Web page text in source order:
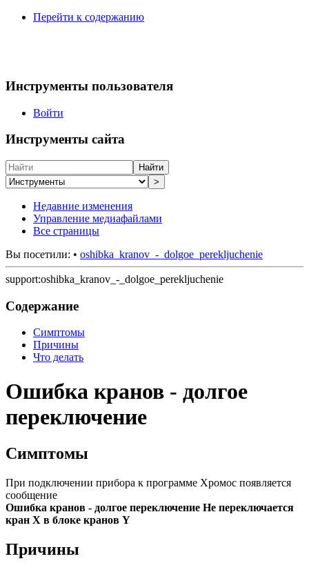
Перейти к содержанию
Инструменты пользователя
Войти
Инструменты сайта
Найти
>
Недавние изменения
Управление медиафайлами
Все страницы
Вы посетили: • oshibka_kranov_-_dolgoe_perekljuchenie
support:oshibka_kranov_-_dolgoe_perekljuchenie
Содержание
Симптомы
Причины
Что делать
Ошибка кранов - долгое
переключение
Симптомы
При подключении прибора к программе Хромос появляется
сообщение
Ошибка кранов - долгое переключение Не переключается
кран X в блоке кранов Y
Причины